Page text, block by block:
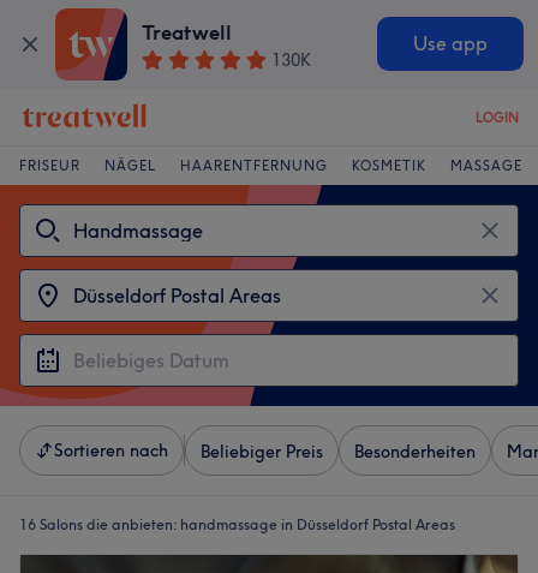
Treatwell
130K
Use app
LOGIN
FRISEUR NÄGEL HAARENTFERNUNG KOSMETIK MASSAGE
Sortieren nach Beliebiger Preis Besonderheiten
16 Salons die anbieten: handmassage in Düsseldorf Postal Areas